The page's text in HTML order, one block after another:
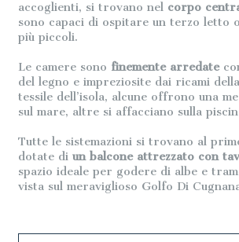
accoglienti, si trovano nel corpo
sono capaci di ospitare un terzo letto
più piccoli.
Le camere sono finemente arredate
del legno e impreziosite dai ricami
tessile dell’isola, alcune offrono una
sul mare, altre si affacciano sulla
Tutte le sistemazioni si trovano al
dotate di un balcone attrezzato con
spazio ideale per godere di albe e
vista sul meraviglioso Golfo Di